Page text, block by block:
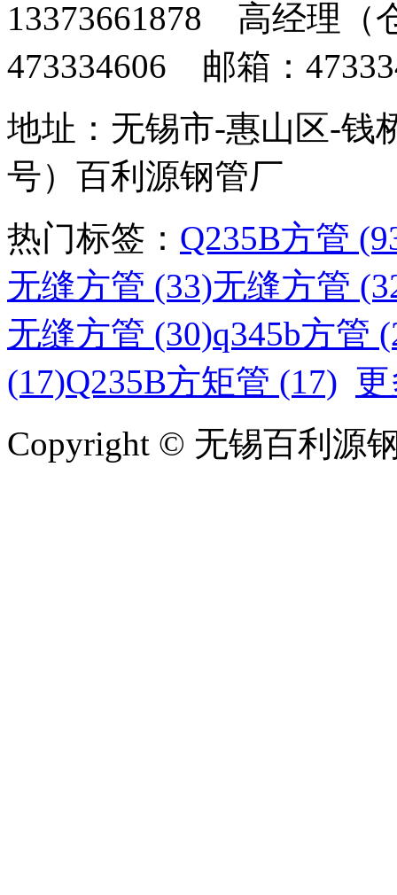
13373661878 高经理（
473334606 邮箱：
地址：无锡市-惠山区-钱
号）百利源钢管厂
热门标签： Q235B方管
无缝方管 (33)无缝方管
无缝方管 (30)q345b方管
(17)Q235B方矩管 (17)
Copyright © 无锡百利源